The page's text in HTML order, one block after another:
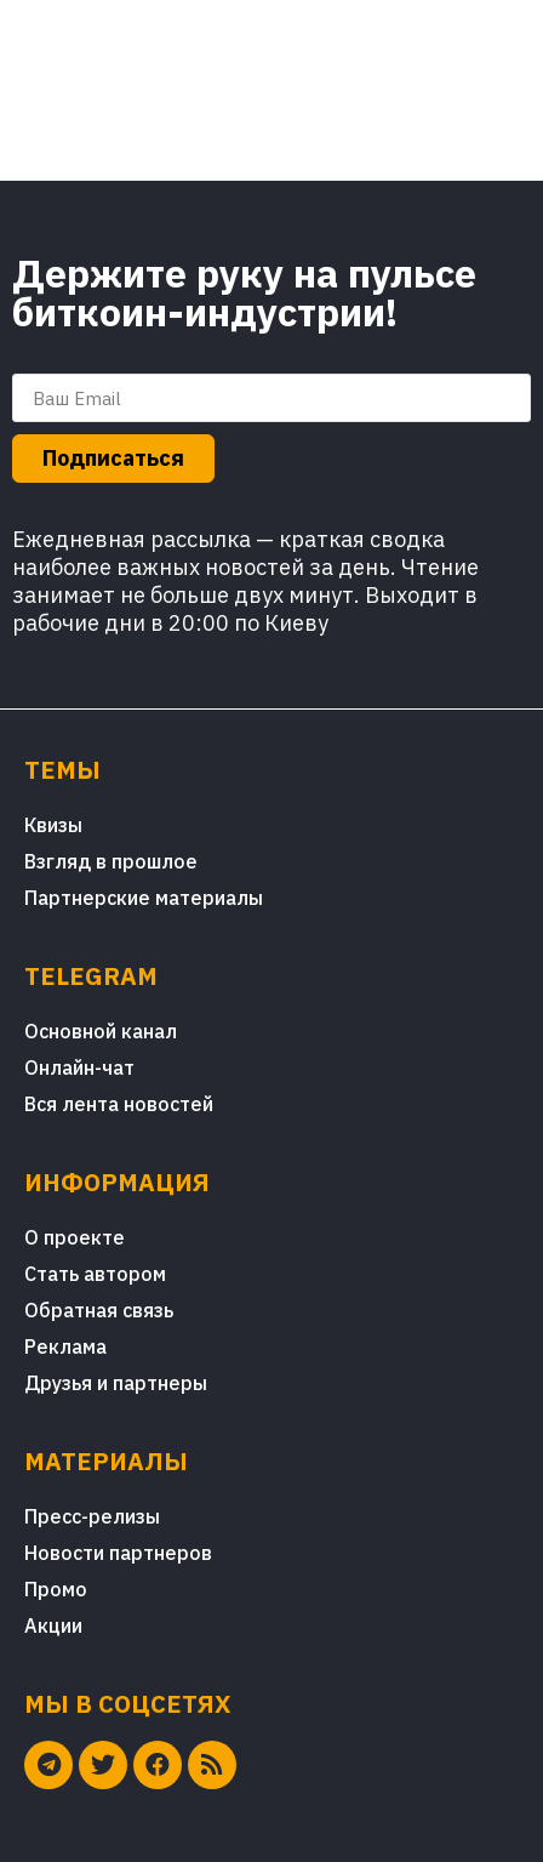
Держите руку на пульсе
биткоин-индустрии!
Подписаться
Ежедневная рассылка — краткая сводка
наиболее важных новостей за день. Чтение
занимает не больше двух минут. Выходит в
рабочие дни в 20:00 по Киеву
ТЕМЫ
Квизы
Взгляд в прошлое
Партнерские материалы
TELEGRAM
Основной канал
Онлайн-чат
Вся лента новостей
ИНФОРМАЦИЯ
О проекте
Стать автором
Обратная связь
Реклама
Друзья и партнеры
МАТЕРИАЛЫ
Пресс-релизы
Новости партнеров
Промо
Акции
МЫ В СОЦСЕТЯХ